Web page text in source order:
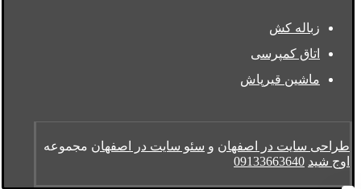
زباله کش
اتاق کمپرسی
ماشین قیرپاش
طراحی سایت در اصفهان و سئو سایت در اصفهان مجموعه
اوج شید 09133663640